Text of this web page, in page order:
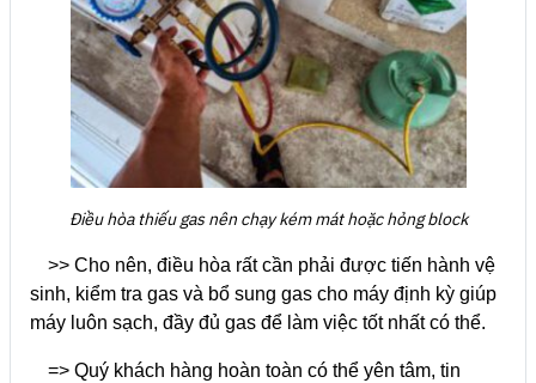
Điều hòa thiếu gas nên chạy kém mát hoặc hỏng block
>> Cho nên, điều hòa rất cần phải được tiến hành vệ
sinh, kiểm tra gas và bổ sung gas cho máy định kỳ giúp
máy luôn sạch, đầy đủ gas để làm việc tốt nhất có thể.
=> Quý khách hàng hoàn toàn có thể yên tâm, tin